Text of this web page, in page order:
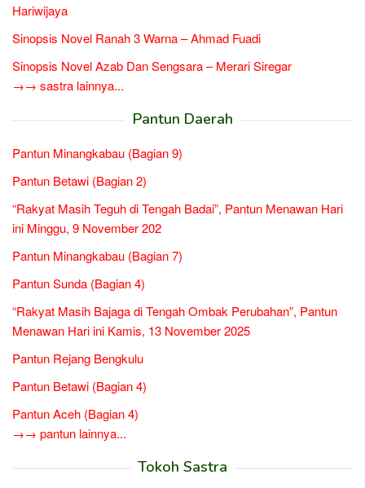
Hariwijaya
Sinopsis Novel Ranah 3 Warna – Ahmad Fuadi
Sinopsis Novel Azab Dan Sengsara – Merari Siregar
→→ sastra lainnya...
Pantun Daerah
Pantun Minangkabau (Bagian 9)
Pantun Betawi (Bagian 2)
“Rakyat Masih Teguh di Tengah Badai”, Pantun Menawan Hari
ini Minggu, 9 November 202
Pantun Minangkabau (Bagian 7)
Pantun Sunda (Bagian 4)
“Rakyat Masih Bajaga di Tengah Ombak Perubahan”, Pantun
Menawan Hari ini Kamis, 13 November 2025
Pantun Rejang Bengkulu
Pantun Betawi (Bagian 4)
Pantun Aceh (Bagian 4)
→→ pantun lainnya...
Tokoh Sastra